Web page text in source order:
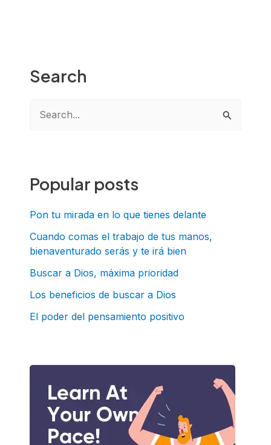
Search
c
r
p
o
r
:
Popular posts
Pon tu mirada en lo que tienes delante
Cuando comas el trabajo de tus manos,
bienaventurado serás y te irá bien
Buscar a Dios, máxima prioridad
Los beneficios de buscar a Dios
El poder del pensamiento positivo